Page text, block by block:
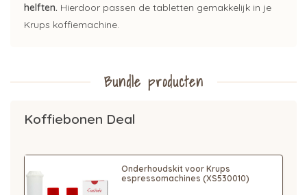
helften. Hierdoor passen de tabletten gemakkelijk in je
Krups koffiemachine.
Bundle producten
Koffiebonen Deal
Onderhoudskit voor Krups
espressomachines (XS530010)